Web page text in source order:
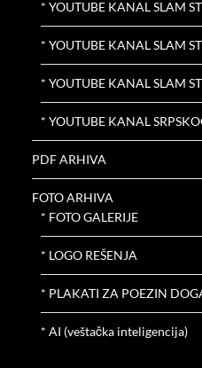
* YOUTUBE KANAL SLAM
* YOUTUBE KANAL SLAM
* YOUTUBE KANAL SLAM
* YOUTUBE KANAL
PDF ARHIVA
FOTO ARHIVA
* FOTO GALERIJE
* LOGO REŠENJA
* PLAKATI ZA POEZIN
* AI (veštačka inteligencija)